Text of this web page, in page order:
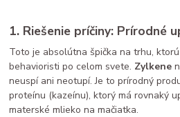
1. Riešenie príčiny: Prírodné
Toto je absolútna špička na trhu,
behavioristi po celom svete. Zylkene
neuspí ani neotupí. Je to prírodný
proteínu (kazeínu), ktorý má rovnaký
materské mlieko na mačiatka.